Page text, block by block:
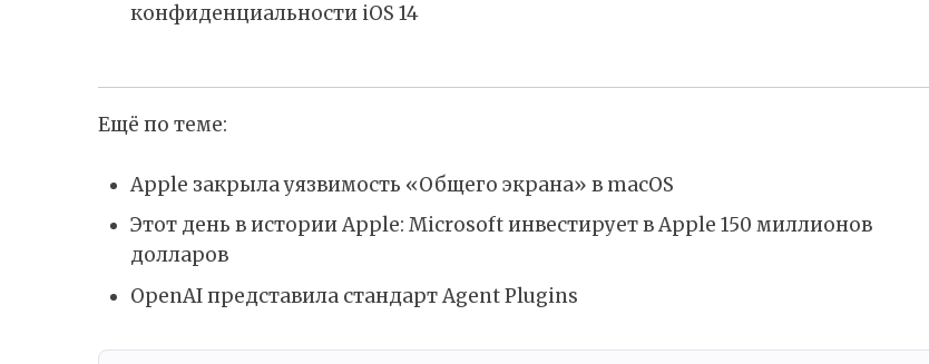
конфиденциальности iOS 14
Ещё по теме:
Apple закрыла уязвимость «Общего экрана» в macOS
Этот день в истории Apple: Microsoft инвестирует в Apple 150 миллионов
долларов
OpenAI представила стандарт Agent Plugins